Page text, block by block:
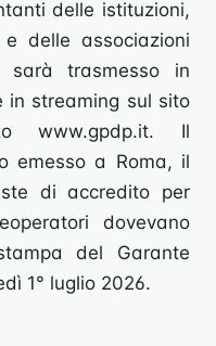
delle istituzioni,
delle associazioni
sarà trasmesso in
in streaming sul sito
www.gpdp.it. Il
emesso a Roma, il
di accredito per
dovevano
del Garante
1° luglio 2026.